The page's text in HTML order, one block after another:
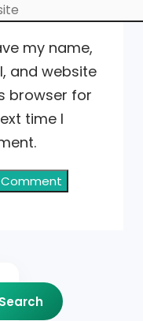
my name,
and website
browser for
time I
Search